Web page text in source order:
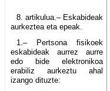
8. artikulua.– Eskabideak
aurkeztea eta epeak.
1.– Pertsona fisikoek
eskabideak aurrez aurre
edo bide elektronikoa
erabiliz aurkeztu ahal
izango dituzte: